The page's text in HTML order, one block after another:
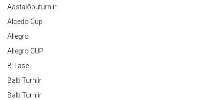
Aastalõputurniir
Alcedo Cup
Allegro
Allegro CUP
B-Tase
Balti Turniir
Balti Turniir